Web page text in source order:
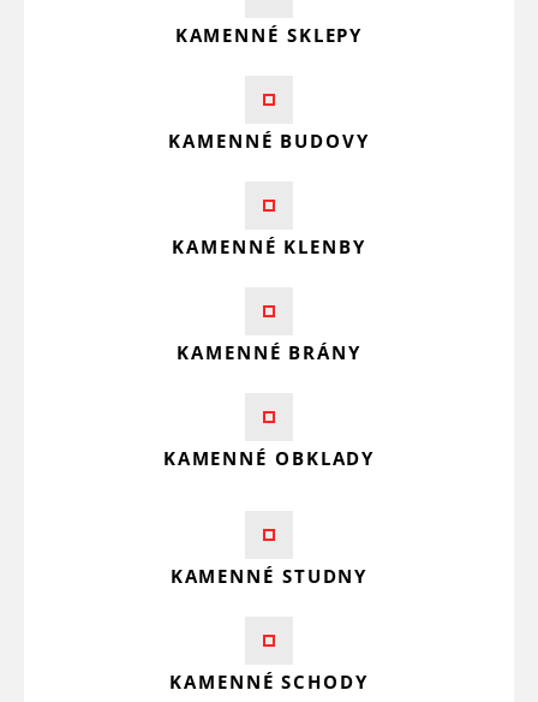
KAMENNÉ SKLEPY
KAMENNÉ BUDOVY
KAMENNÉ KLENBY
KAMENNÉ BRÁNY
KAMENNÉ OBKLADY
KAMENNÉ STUDNY
KAMENNÉ SCHODY